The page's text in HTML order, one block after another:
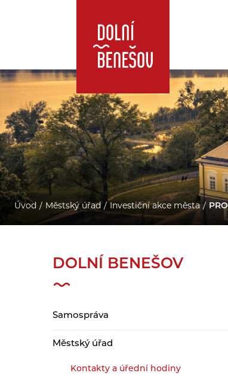
Úvod Městský úřad Investiční akce města
DOLNÍ BENEŠOV
Samospráva
Městský úřad
Kontakty a úřední hodiny